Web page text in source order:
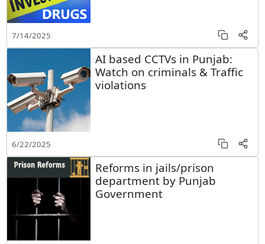
7/14/2025
AI based CCTVs in Punjab:
Watch on criminals & Traffic
violations
6/22/2025
Reforms in jails/prison
department by Punjab
Government